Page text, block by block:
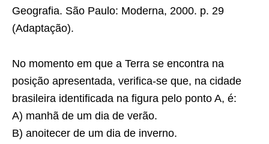
Geografia. São Paulo: Moderna, 2000. p. 29
(Adaptação).
No momento em que a Terra se encontra na
posição apresentada, verifica-se que, na cidade
brasileira identificada na figura pelo ponto A, é:
A) manhã de um dia de verão.
B) anoitecer de um dia de inverno.